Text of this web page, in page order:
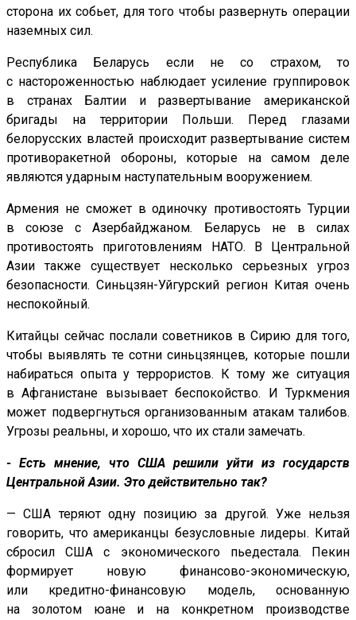
сторона их собьет, для того чтобы развернуть операции
наземных сил.
Республика Беларусь если не со страхом, то
с настороженностью наблюдает усиление группировок
в странах Балтии и развертывание американской
бригады на территории Польши. Перед глазами
белорусских властей происходит развертывание систем
противоракетной обороны, которые на самом деле
являются ударным наступательным вооружением.
Армения не сможет в одиночку противостоять Турции
в союзе с Азербайджаном. Беларусь не в силах
противостоять приготовлениям НАТО. В Центральной
Азии также существует несколько серьезных угроз
безопасности. Синьцзян-Уйгурский регион Китая очень
неспокойный.
Китайцы сейчас послали советников в Сирию для того,
чтобы выявлять те сотни синьцзянцев, которые пошли
набираться опыта у террористов. К тому же ситуация
в Афганистане вызывает беспокойство. И Туркмения
может подвергнуться организованным атакам талибов.
Угрозы реальны, и хорошо, что их стали замечать.
- Есть мнение, что США решили уйти из государств
Центральной Азии. Это действительно так?
— США теряют одну позицию за другой. Уже нельзя
говорить, что американцы безусловные лидеры. Китай
сбросил США с экономического пьедестала. Пекин
формирует новую финансово-экономическую,
или кредитно-финансовую модель, основанную
на золотом юане и на конкретном производстве